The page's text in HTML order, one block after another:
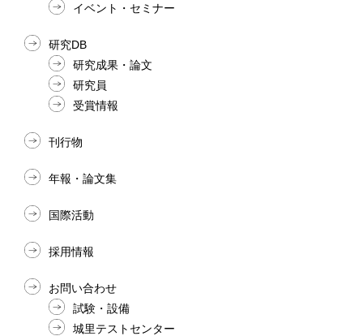
イベント・セミナー
研究DB
研究成果・論文
研究員
受賞情報
刊行物
年報・論文集
国際活動
採用情報
お問い合わせ
試験・設備
城里テストセンター